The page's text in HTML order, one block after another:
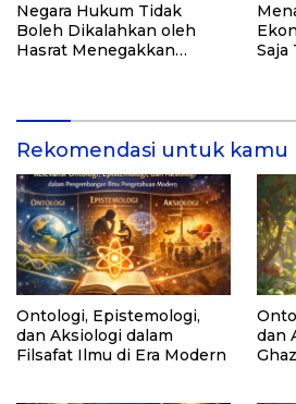
Negara Hukum Tidak
Boleh Dikalahkan oleh
Hasrat Menegakkan
Saja
Rekomendasi untuk kamu
Ontologi, Epistemologi,
dan Aksiologi dalam
Filsafat Ilmu di Era Modern
dan